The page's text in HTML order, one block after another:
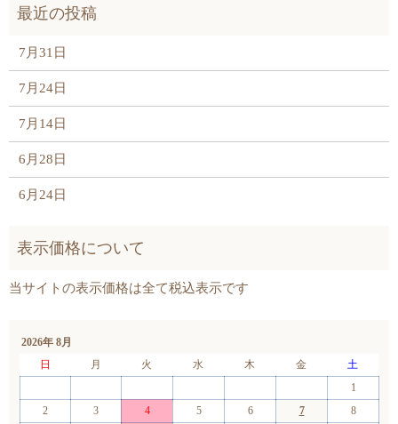
7月31日
7月24日
7月14日
6月28日
6月24日
2026年 8月
日
月 火 水 木 金
土
1
2
3 4 5 6 7
8